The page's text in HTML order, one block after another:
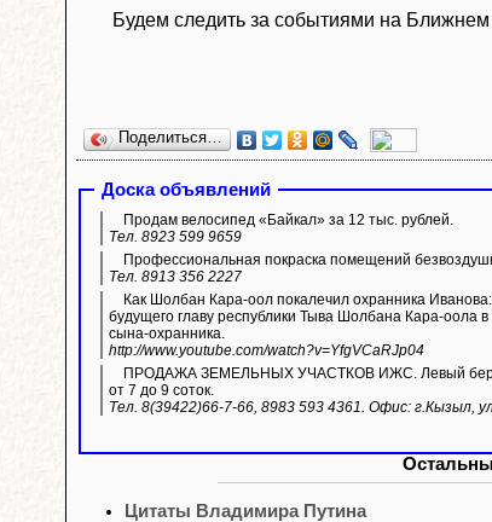
Будем следить за событиями на Ближнем
Поделиться…
Доска объявлений
Продам велосипед «Байкал» за 12 тыс. рублей.
Тел. 8923 599 9659
Профессиональная покраска помещений
Тел. 8913 356 2227
Как Шолбан Кара-оол покалечил охранника Иванова: http://www.youtube.com/watch?v=YfgVCaRJp04 Иванов обвиняет
будущего главу республики Тыва Шолбана Кара-оола
сына-охранника.
http://www.youtube.com/watch?v=YfgVCaRJp04
ПРОДАЖА ЗЕМЕЛЬНЫХ УЧАСТКОВ ИЖС. Левый
от 7 до 9 соток.
Тел. 8(39422)66-7-66, 8983 593 4361. Офис: г.Кызыл,
Цитаты Владимира Путина